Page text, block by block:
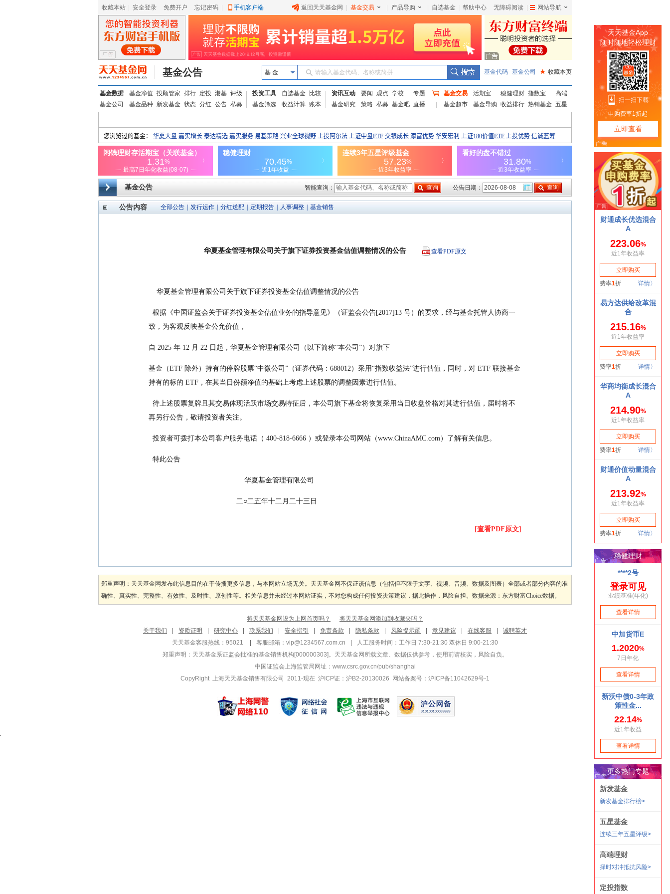
收藏本站 安全登录 免费开户 忘记密码 手机客户端 返回天天基金网 基金交易 产品导购 自选基金 帮助中心 无障碍阅读 网站导航
基金公告 基 金 请输入基金代码、名称或简拼 基金代码 基金公司 ★ 收藏本页
基金数据 基金净值 投顾管家 排行 定投 港基 评级
基金公司
基金品种 新发基金 状态 分红 公告 私募
投资工具 自选基金
比较
基金筛选
收益计算 账本
资讯互动 要闻 观点 学校
专题
基金研究
策略 私募 基金吧 直播
基金交易 活期宝 稳健理财 指数宝
高端
基金超市
基金导购 收益排行 热销基金 五星
基金公告 智能查询： 公告日期：
公告内容 全部公告 发行运作 分红送配 定期报告 人事调整 基金销售
华夏基金管理有限公司关于旗下证券投资基金估值调整情况的公告 查看PDF原文
    华夏基金管理有限公司关于旗下证券投资基金估值调整情况的公告
致，为客观反映基金公允价值，
自 2025 年 12 月 22 日起，华夏基金管理有限公司（以下简称“本公司”）对旗下
基金（ETF 除外）持有的停牌股票“中微公司”（证券代码：688012）采用“指数收益法”进行估值，同时，对 ETF 联接基金
持有的标的 ETF，在其当日份额净值的基础上考虑上述股票的调整因素进行估值。
再另行公告，敬请投资者关注。
  投资者可拨打本公司客户服务电话（ 400-818-6666 ）或登录本公司网站（www.ChinaAMC.com）了解有关信息。
  特此公告
                                                华夏基金管理有限公司
                                            二○二五年十二月二十三日
[查看PDF原文]
郑重声明：天天基金网发布此信息目的在于传播更多信息，与本网站立场无关。天天基金网不保证该信息（包括但不限于文字、视频、音频、数据及图表）全部或者部分内容的准
确性、真实性、完整性、有效性、及时性、原创性等。相关信息并未经过本网站证实，不对您构成任何投资决策建议，据此操作，风险自担。数据来源：东方财富Choice数据。
将天天基金网设为上网首页吗？
将天天基金网添加到收藏夹吗？
关于我们
资质证明 研究中心 联系我们 安全指引 免责条款 隐私条款 风险提示函 意见建议 在线客服
诚聘英才
天天基金客服热线：95021
客服邮箱： vip@1234567.com.cn
人工服务时间：工作日 7:30-21:30 双休日 9:00-21:30
郑重声明： 天天基金系证监会批准的基金销售机构[000000303]。天天基金网所载文章、数据仅供参考，使用前请核实，风险自负。
中国证监会上海监管局网址： www.csrc.gov.cn/pub/shanghai
CopyRight 上海天天基金销售有限公司 2011-现在 沪ICP证：沪B2-20130026
网站备案号：沪ICP备11042629号-1